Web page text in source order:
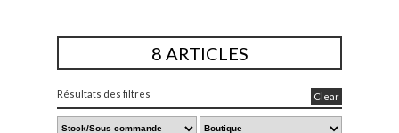
8 ARTICLES
Résultats des filtres Clear